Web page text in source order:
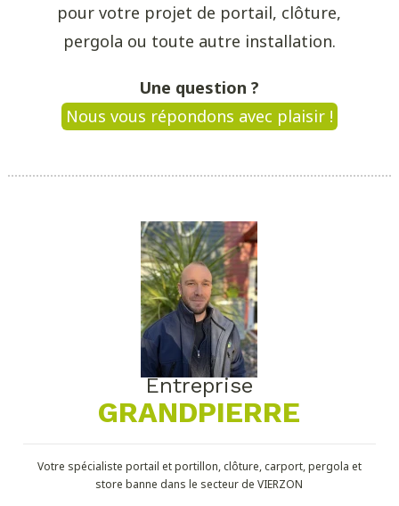
pour votre projet de portail, clôture,
pergola ou toute autre installation.
Une question ?
Nous vous répondons avec plaisir !
Entreprise
GRANDPIERRE
Votre spécialiste portail et portillon, clôture, carport, pergola et
store banne dans le secteur de VIERZON